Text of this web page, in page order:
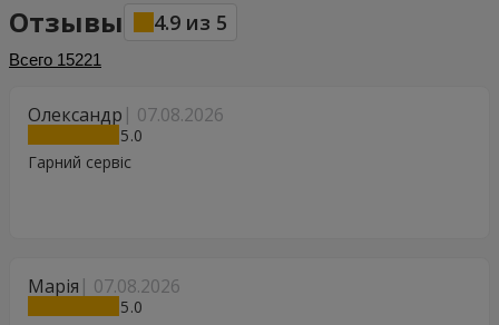
Отзывы 4.9 из 5
Всего 15221
Олександр 07.08.2026
5
Гарний сервіс
Марія 07.08.2026
5